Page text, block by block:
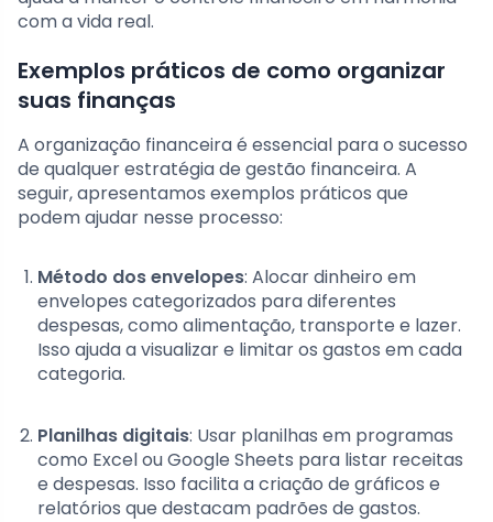
com a vida real.
Exemplos práticos de como organizar
suas finanças
A organização financeira é essencial para o sucesso
de qualquer estratégia de gestão financeira. A
seguir, apresentamos exemplos práticos que
podem ajudar nesse processo:
Método dos envelopes: Alocar dinheiro em
envelopes categorizados para diferentes
despesas, como alimentação, transporte e lazer.
Isso ajuda a visualizar e limitar os gastos em cada
categoria.
Planilhas digitais: Usar planilhas em programas
como Excel ou Google Sheets para listar receitas
e despesas. Isso facilita a criação de gráficos e
relatórios que destacam padrões de gastos.